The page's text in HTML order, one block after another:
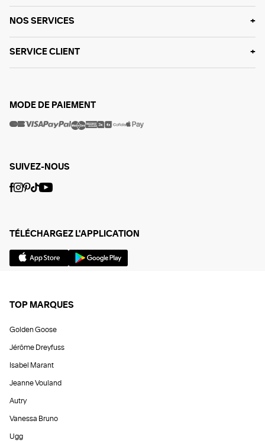
NOS SERVICES
SERVICE CLIENT
MODE DE PAIEMENT
SUIVEZ-NOUS
TÉLÉCHARGEZ L'APPLICATION
TOP MARQUES
Golden Goose
Jérôme Dreyfuss
Isabel Marant
Jeanne Vouland
Autry
Vanessa Bruno
Ugg